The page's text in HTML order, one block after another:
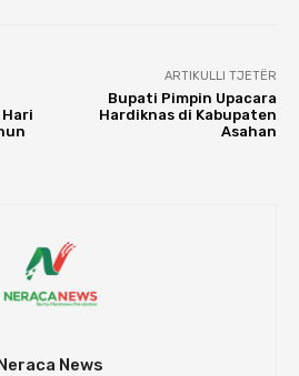
ARTIKULLI TJETËR
Bupati Pimpin Upacara
Hardiknas di Kabupaten
Asahan
Neraca News